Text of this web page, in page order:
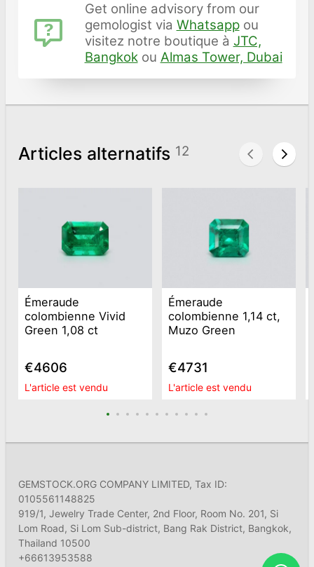
Get online advisory from our
gemologist via Whatsappou
visitez notre boutique à JTC,
Bangkokou Almas Tower, Dubai
Articles alternatifs 12
Émeraude
colombienne Vivid
Green 1,08 ct
€4606
L'article est vendu
Émeraude
colombienne 1,14 ct,
Muzo Green
€4731
L'article est vendu
GEMSTOCK.ORG COMPANY LIMITED, Tax ID:
0105561148825
919/1, Jewelry Trade Center, 2nd Floor, Room No. 201, Si
Lom Road, Si Lom Sub-district, Bang Rak District, Bangkok,
Thailand 10500
+66613953588